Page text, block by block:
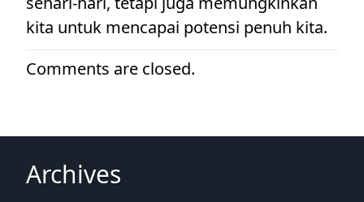
kita untuk mencapai potensi penuh kita.
Comments are closed.
Archives